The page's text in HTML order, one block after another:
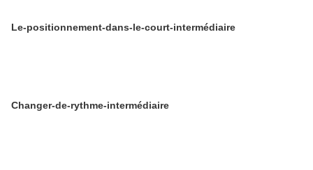
Le-positionnement-dans-le-court-intermédiaire
Changer-de-rythme-intermédiaire